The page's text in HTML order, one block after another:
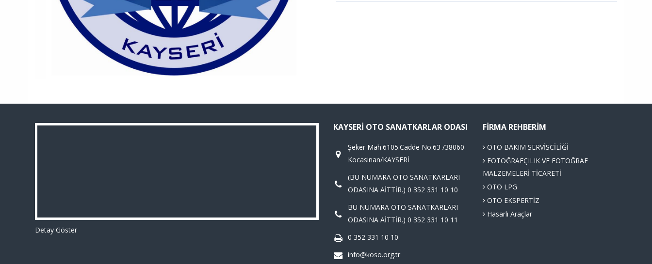
Detay Göster
KAYSERI OTO SANATKARLAR ODASI
Şeker Mah.6105.Cadde No:63 /38060
Kocasinan/KAYSERİ
(BU NUMARA OTO SANATKARLARI
ODASINA AİTTİR.) 0 352 331 10 10
BU NUMARA OTO SANATKARLARI
ODASINA AİTTİR.) 0 352 331 10 11
0 352 331 10 10
info@koso.org.tr
FIRMA REHBERIM
OTO BAKIM SERVİSCİLİĞİ
FOTOĞRAFÇILIK VE FOTOĞRAF
MALZEMELERİ TİCARETİ
OTO LPG
OTO EKSPERTİZ
Hasarlı Araçlar